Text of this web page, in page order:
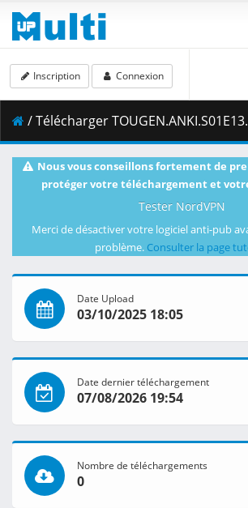
Inscription Connexion
/ Télécharger TOUGEN.ANKI.S01E13.Mikado.Like.Gate.of.the.Gods.1080p.CR.WEB-DL.JPN.AAC2.0.H.264.MSubs-
Nous vous conseillons fortement de
protéger votre téléchargement et
Tester NordVPN
Merci de désactiver votre logiciel anti-pub
problème. Consulter la page
Date Upload
03/10/2025 18:05
Date dernier téléchargement
07/08/2026 19:54
Nombre de téléchargements
0